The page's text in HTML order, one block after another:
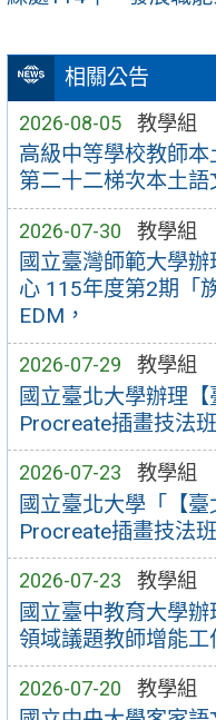
相關公告
2026-08-05 教學組
高級中等學校教師
第二十二梯次本土
2026-07-30 教學組
國立臺灣師範大學
心 115年度第2期「
EDM，
2026-07-29 教學組
國立臺北大學辦理【
Procreate插畫技法
2026-07-23 教學組
國立臺北大學「【臺
Procreate插畫技法
2026-07-23 教學組
國立臺中教育大學
領域議題教師增能工
2026-07-20 教學組